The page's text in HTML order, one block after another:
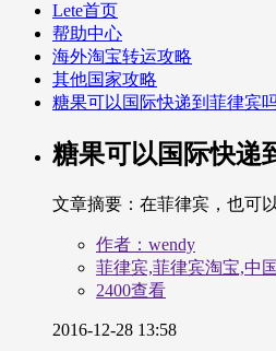
Lete首页
帮助中心
海外淘宝转运攻略
其他国家攻略
糖果可以国际快递到菲律宾
糖果可以国际快递
文章摘要： 在菲律宾，也可
作者：wendy
菲律宾,菲律宾淘宝,中
2400查看
2016-12-28 13:58